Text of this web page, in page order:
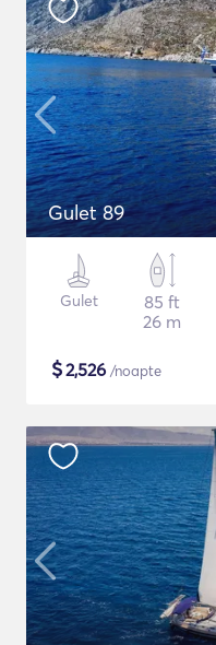
Gulet 89
Gulet
85 ft
26 m
$2,526 /noapte